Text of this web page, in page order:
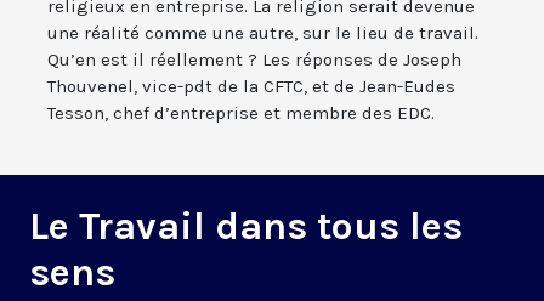
religieux en entreprise. La religion serait devenue
une réalité comme une autre, sur le lieu de travail.
Qu’en est il réellement ? Les réponses de Joseph
Thouvenel, vice-pdt de la CFTC, et de Jean-Eudes
Tesson, chef d’entreprise et membre des EDC.
Le Travail dans tous les
sens